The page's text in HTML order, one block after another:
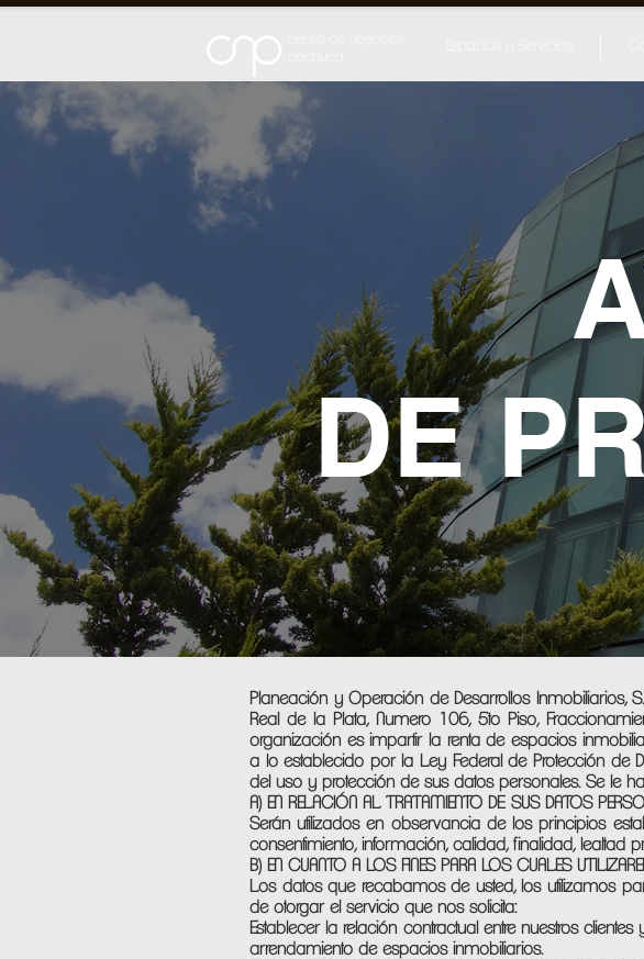
DE
Planeación y Operación de Desarrollos Inmobiliarios,
Real de la Plata, Numero 106, 5to Piso,
organización es impartir la renta de espacios
a lo establecido por la Ley Federal de Protección de
del uso y protección de sus datos personales. Se le
A) EN RELACIÓN AL TRATAMIENTO DE SUS DATOS
Serán utilizados en observancia de los principios
consentimiento, información, calidad, finalidad, lealtad
B) EN CUANTO A LOS FINES PARA LOS CUALES
Los datos que recabamos de usted, los utilizamos
de otorgar el servicio que nos solicita:
Establecer la relación contractual entre nuestros
arrendamiento de espacios inmobiliarios.